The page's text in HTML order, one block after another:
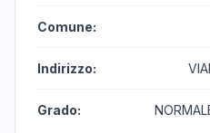
Comune:
Indirizzo:
Grado: